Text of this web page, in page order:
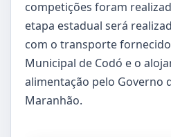
competições foram
etapa estadual será
com o transporte
Municipal de Codó e o
alimentação pelo Governo
Maranhão.